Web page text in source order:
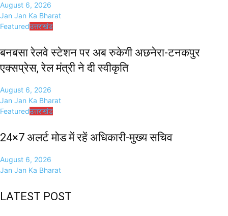
August 6, 2026
Jan Jan Ka Bharat
Featuredउत्तराखंड
बनबसा रेलवे स्टेशन पर अब रुकेगी अछनेरा-टनकपुर
एक्सप्रेस, रेल मंत्री ने दी स्वीकृति
August 6, 2026
Jan Jan Ka Bharat
Featuredउत्तराखंड
24×7 अलर्ट मोड में रहें अधिकारी-मुख्य सचिव
August 6, 2026
Jan Jan Ka Bharat
LATEST POST